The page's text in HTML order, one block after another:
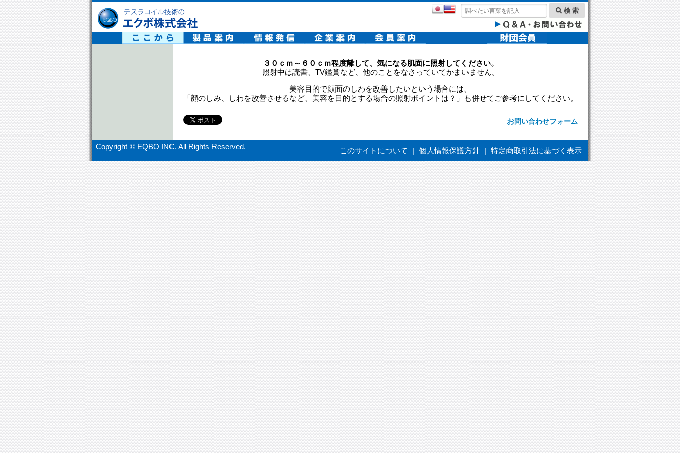
検 索
３０ｃｍ～６０ｃｍ程度離して、気になる肌面に照射してください。
照射中は読書、TV鑑賞など、他のことをなさっていてかまいません。
美容目的で顔面のしわを改善したいという場合には、
「顔のしみ、しわを改善させるなど、美容を目的とする場合の照射ポイントは？」も併せてご参考にしてください。
お問い合わせフォーム
Copyright © EQBO INC. All Rights Reserved. このサイトについて | 個人情報保護方針 | 特定商取引法に基づく表示